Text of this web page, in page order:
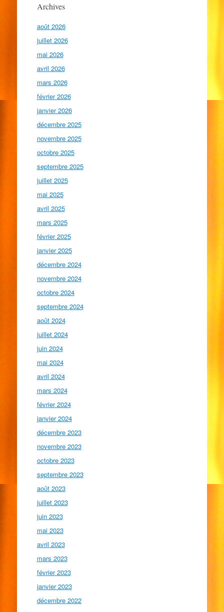
Archives
août 2026
juillet 2026
mai 2026
avril 2026
mars 2026
février 2026
janvier 2026
décembre 2025
novembre 2025
octobre 2025
septembre 2025
juillet 2025
mai 2025
avril 2025
mars 2025
février 2025
janvier 2025
décembre 2024
novembre 2024
octobre 2024
septembre 2024
août 2024
juillet 2024
juin 2024
mai 2024
avril 2024
mars 2024
février 2024
janvier 2024
décembre 2023
novembre 2023
octobre 2023
septembre 2023
août 2023
juillet 2023
juin 2023
mai 2023
avril 2023
mars 2023
février 2023
janvier 2023
décembre 2022